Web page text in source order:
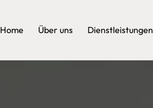
Home Über uns Dienstleistungen